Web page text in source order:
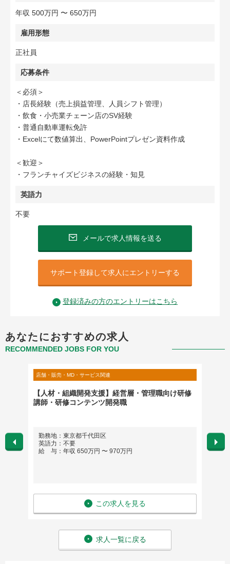
年収 500万円 〜 650万円
雇用形態
正社員
応募条件
＜必須＞
・店長経験（売上損益管理、人員シフト管理）
・飲食・小売業チェーン店のSV経験
・普通自動車運転免許
・Excelにて数値算出、PowerPointプレゼン資料作成
＜歓迎＞
・フランチャイズビジネスの経験・知見
英語力
不要
メールで求人情報を送る
サポート登録して求人にエントリーする
登録済みの方のエントリーはこちら
あなたにおすすめの求人
RECOMMENDED JOBS FOR YOU
店舗・販売・MD・サービス関連
【人材・組織開発支援】経営層・管理職向け研修
講師・研修コンテンツ開発職
勤務地：東京都千代田区
英語力：不要
給 与：年収 650万円 〜 970万円
この求人を見る
勤務
英語
給 与
求人一覧に戻る